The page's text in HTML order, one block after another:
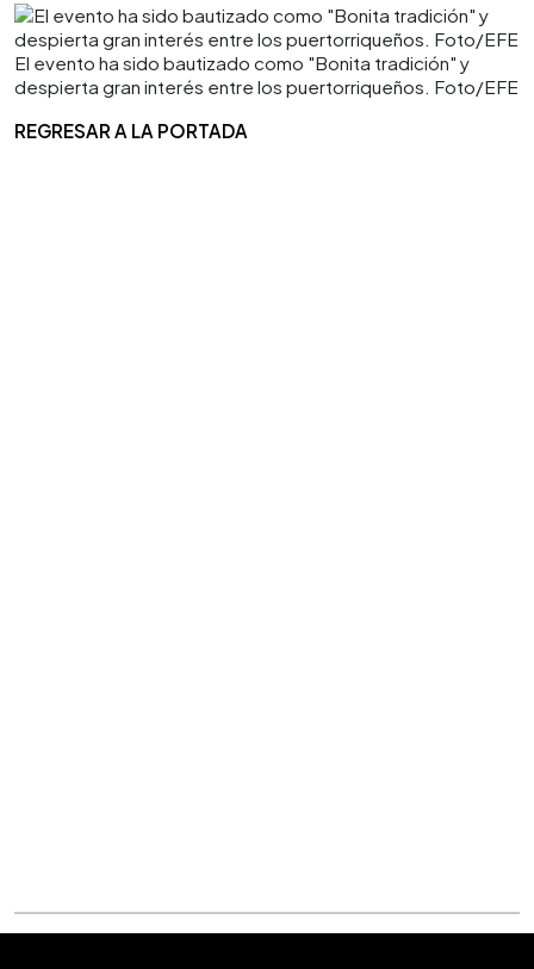
El evento ha sido bautizado como "Bonita tradición" y
despierta gran interés entre los puertorriqueños. Foto/EFE
REGRESAR A LA PORTADA